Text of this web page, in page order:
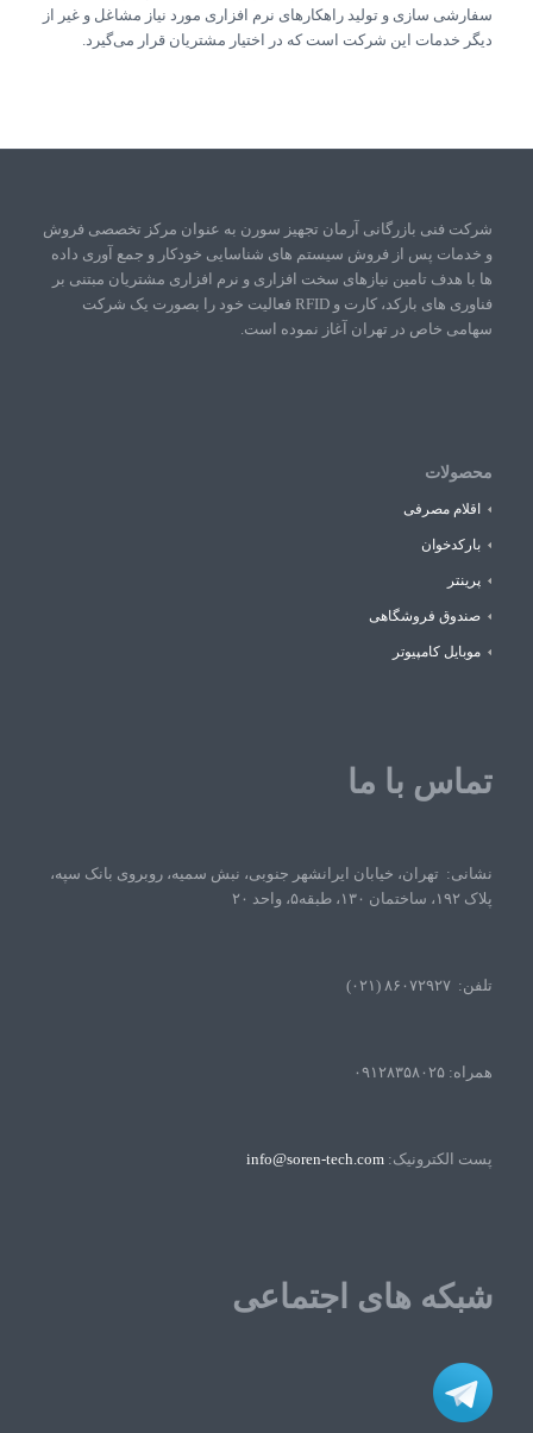
سفارشی سازی و تولید راهکارهای نرم افزاری مورد نیاز مشاغل و غیر از
دیگر خدمات این شرکت است که در اختیار مشتریان قرار می‌گیرد.
شرکت فنی بازرگانی آرمان تجهیز سورن به عنوان مرکز تخصصی فروش
و خدمات پس از فروش سیستم های شناسایی خودکار و جمع آوری داده
ها با هدف تامین نیازهای سخت افزاری و نرم افزاری مشتریان مبتنی بر
فناوری های بارکد، کارت و RFID فعالیت خود را بصورت یک شرکت
سهامی خاص در تهران آغاز نموده است.
محصولات
اقلام مصرفی
بارکدخوان
پرینتر
صندوق فروشگاهی
موبایل کامپیوتر
تماس با ما
نشانی: تهران، خیابان ایرانشهر جنوبی، نبش سمیه، روبروی بانک سپه،
پلاک ۱۹۲، ساختمان ۱۳۰، طبقه۵، واحد ۲۰
تلفن: ۸۶۰۷۲۹۲۷ (۰۲۱)
همراه: ۰۹۱۲۸۳۵۸۰۲۵
پست الکترونیک: info@soren-tech.com
شبکه های اجتماعی